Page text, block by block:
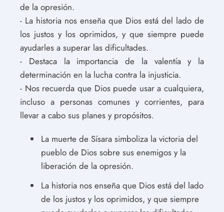
de la opresión.
- La historia nos enseña que Dios está del lado de
los justos y los oprimidos, y que siempre puede
ayudarles a superar las dificultades.
- Destaca la importancia de la valentía y la
determinación en la lucha contra la injusticia.
- Nos recuerda que Dios puede usar a cualquiera,
incluso a personas comunes y corrientes, para
llevar a cabo sus planes y propósitos.
La muerte de Sísara simboliza la victoria del
pueblo de Dios sobre sus enemigos y la
liberación de la opresión.
La historia nos enseña que Dios está del lado
de los justos y los oprimidos, y que siempre